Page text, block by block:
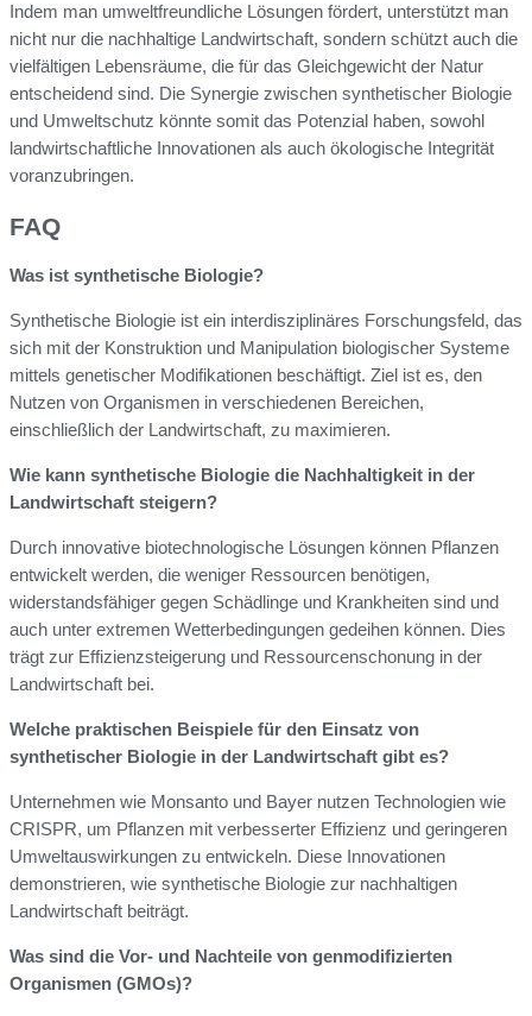
Indem man umweltfreundliche Lösungen fördert, unterstützt man
nicht nur die nachhaltige Landwirtschaft, sondern schützt auch die
vielfältigen Lebensräume, die für das Gleichgewicht der Natur
entscheidend sind. Die Synergie zwischen synthetischer Biologie
und Umweltschutz könnte somit das Potenzial haben, sowohl
landwirtschaftliche Innovationen als auch ökologische Integrität
voranzubringen.
FAQ
Was ist synthetische Biologie?
Synthetische Biologie ist ein interdisziplinäres Forschungsfeld, das
sich mit der Konstruktion und Manipulation biologischer Systeme
mittels genetischer Modifikationen beschäftigt. Ziel ist es, den
Nutzen von Organismen in verschiedenen Bereichen,
einschließlich der Landwirtschaft, zu maximieren.
Wie kann synthetische Biologie die Nachhaltigkeit in der
Landwirtschaft steigern?
Durch innovative biotechnologische Lösungen können Pflanzen
entwickelt werden, die weniger Ressourcen benötigen,
widerstandsfähiger gegen Schädlinge und Krankheiten sind und
auch unter extremen Wetterbedingungen gedeihen können. Dies
trägt zur Effizienzsteigerung und Ressourcenschonung in der
Landwirtschaft bei.
Welche praktischen Beispiele für den Einsatz von
synthetischer Biologie in der Landwirtschaft gibt es?
Unternehmen wie Monsanto und Bayer nutzen Technologien wie
CRISPR, um Pflanzen mit verbesserter Effizienz und geringeren
Umweltauswirkungen zu entwickeln. Diese Innovationen
demonstrieren, wie synthetische Biologie zur nachhaltigen
Landwirtschaft beiträgt.
Was sind die Vor- und Nachteile von genmodifizierten
Organismen (GMOs)?